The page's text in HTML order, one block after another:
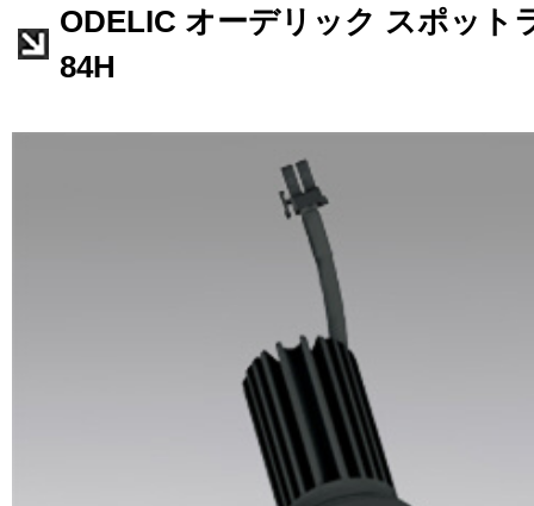
ODELIC オーデリック スポット
84H